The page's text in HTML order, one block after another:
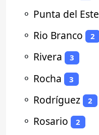
⚬ Punta del Este
⚬ Rio Branco 2
⚬ Rivera 3
⚬ Rocha 3
⚬ Rodríguez 2
⚬ Rosario 2